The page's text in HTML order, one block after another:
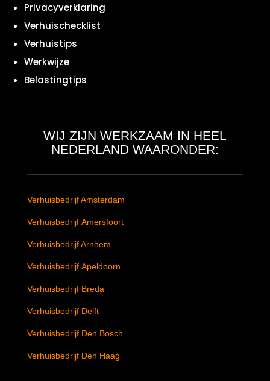
Privacyverklaring
Verhuischecklist
Verhuistips
Werkwijze
Belastingtips
WIJ ZIJN WERKZAAM IN HEEL
NEDERLAND WAARONDER:
Verhuisbedrijf Amsterdam
Verhuisbedrijf Amersfoort
Verhuisbedrijf Arnhem
Verhuisbedrijf Apeldoorn
Verhuisbedrijf Breda
Verhuisbedrijf Delft
Verhuisbedrijf Den Bosch
Verhuisbedrijf Den Haag